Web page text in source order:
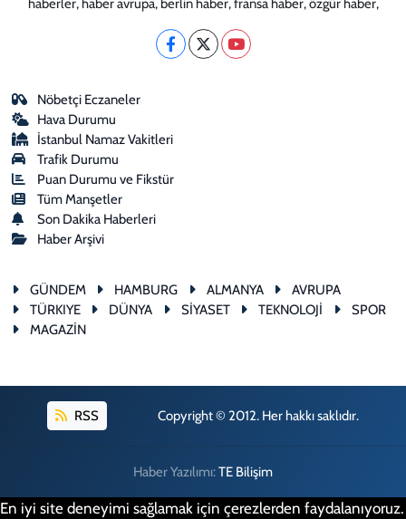
haberler, haber avrupa, berlin haber, fransa haber, özgür haber,
Nöbetçi Eczaneler
Hava Durumu
İstanbul Namaz Vakitleri
Trafik Durumu
Puan Durumu ve Fikstür
Tüm Manşetler
Son Dakika Haberleri
Haber Arşivi
GÜNDEM HAMBURG ALMANYA
AVRUPA
TÜRKIYE
DÜNYA SİYASET TEKNOLOJİ
SPOR
MAGAZİN
RSS Copyright © 2012. Her hakkı saklıdır.
Haber Yazılımı:TE Bilişim
En iyi site deneyimi sağlamak için çerezlerden faydalanıyoruz.